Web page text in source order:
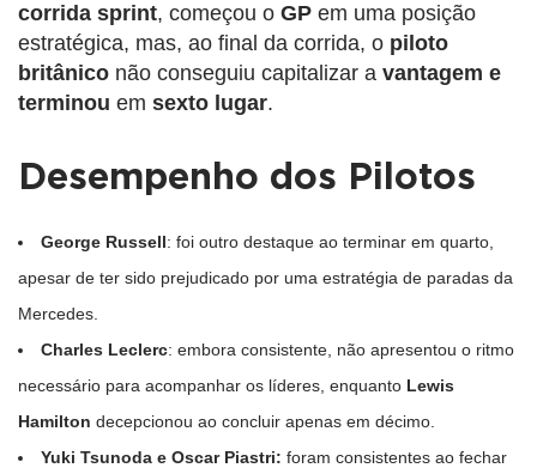
corrida sprint, começou o GP em uma posição
estratégica, mas, ao final da corrida, o piloto
britânico não conseguiu capitalizar a vantagem e
terminou em sexto lugar.
Desempenho dos Pilotos
George Russell: foi outro destaque ao terminar em quarto,
apesar de ter sido prejudicado por uma estratégia de paradas da
Mercedes.
Charles Leclerc: embora consistente, não apresentou o ritmo
necessário para acompanhar os líderes, enquanto Lewis
Hamilton decepcionou ao concluir apenas em décimo.
Yuki Tsunoda e Oscar Piastri: foram consistentes ao fechar